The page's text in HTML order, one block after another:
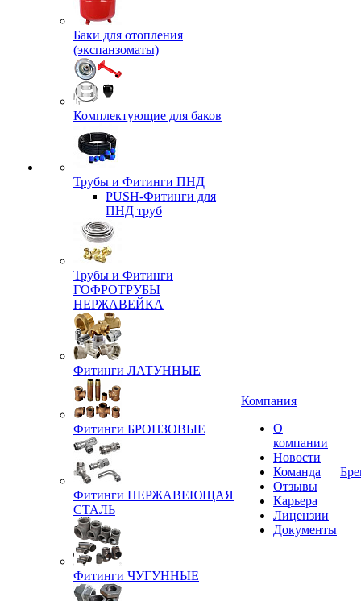
Баки для отопления
(экспанзоматы)
Комплектующие для баков
Трубы и Фитинги ПНД
PUSH-Фитинги для
ПНД труб
Трубы и Фитинги
ГОФРОТРУБЫ
НЕРЖАВЕЙКА
Фитинги ЛАТУННЫЕ
Фитинги БРОНЗОВЫЕ
Фитинги НЕРЖАВЕЮЩАЯ
СТАЛЬ
Фитинги ЧУГУННЫЕ
Компания
О
компании
Новости
Команда
Отзывы
Карьера
Лицензии
Документы